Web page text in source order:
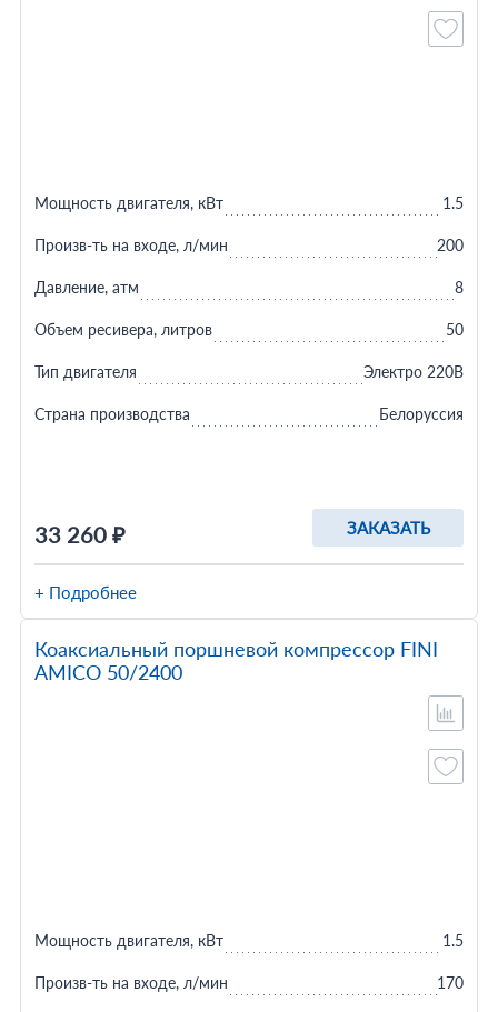
33 260 ₽ ЗАКАЗАТЬ
Мощность двигателя, кВт 1.5
Произв-ть на входе, л/мин 200
Давление, атм 8
Объем ресивера, литров 50
Тип двигателя Электро 220В
Страна производства Белоруссия
+ Подробнее
Коаксиальный поршневой компрессор FINI
AMICO 50/2400
Мощность двигателя, кВт 1.5
Произв-ть на входе, л/мин 170